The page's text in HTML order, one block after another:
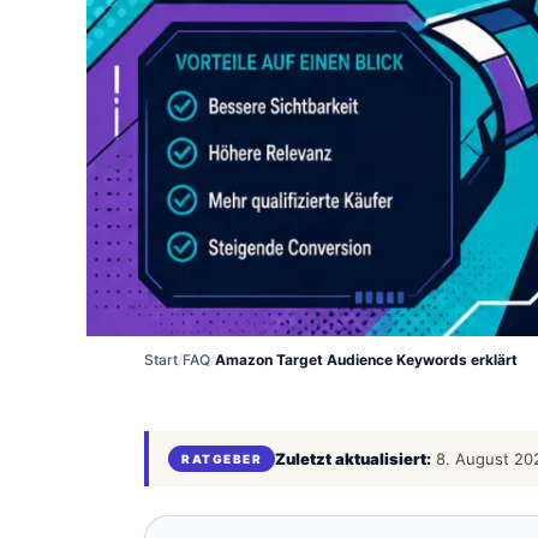
Start/FAQ/Amazon Target Audience Keywords erklärt
RATGEBER Zuletzt aktualisiert: 8. August